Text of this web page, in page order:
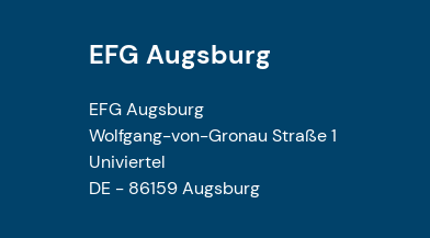
EFG Augsburg
EFG Augsburg
Wolfgang-von-Gronau Straße 1
Univiertel
DE - 86159 Augsburg